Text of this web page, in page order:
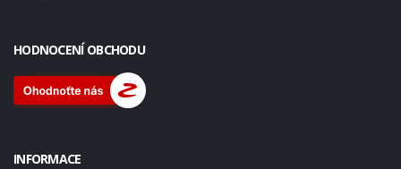
HODNOCENÍ OBCHODU
INFORMACE